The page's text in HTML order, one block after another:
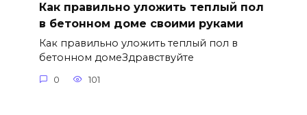
Как правильно уложить теплый пол
в бетонном доме своими руками
Как правильно уложить теплый пол в
бетонном домеЗдравствуйте
0 101